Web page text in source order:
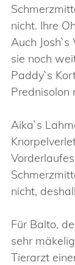
nicht. Ihre
Auch
sie noch
Paddy`s
Prednisolon
Aika`s
nicht,
Für Balto,
sehr
Tierarzt